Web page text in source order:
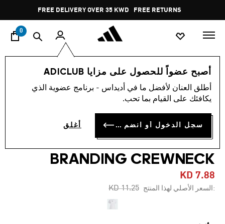
Pause
promotion
rotation
FREE DELIVERY OVER 35 KWD FREE RETURNS
0
أصبح عضواً للحصول على مزايا ADICLUB
أطلق العنان لأفضل ما في أديداس - برنامج عضوية الذي
يكافئك على القيام بما تحب.
سجل الدخول أو انضم الآن أغلق
النساء ملابس
-25%
تيشيرت AEROREADY TRAIN
ESSENTIALS MINIMAL
BRANDING CREWNECK
KD 7.88
:السعر الأصلي لهذا المنتج Price reduced from
KD 11.25
to